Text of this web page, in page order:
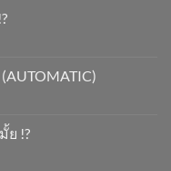
ย !?